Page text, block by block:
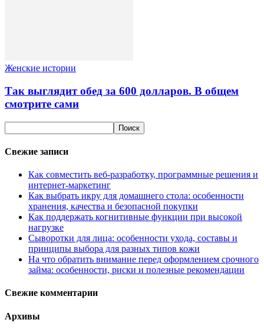
Женские истории
Так выглядит обед за 600 долларов. В общем
смотрите сами
Свежие записи
Как совместить веб-разработку, программные решения и
интернет-маркетинг
Как выбрать икру для домашнего стола: особенности
хранения, качества и безопасной покупки
Как поддержать когнитивные функции при высокой
нагрузке
Сыворотки для лица: особенности ухода, составы и
принципы выбора для разных типов кожи
На что обратить внимание перед оформлением срочного
займа: особенности, риски и полезные рекомендации
Свежие комментарии
Архивы